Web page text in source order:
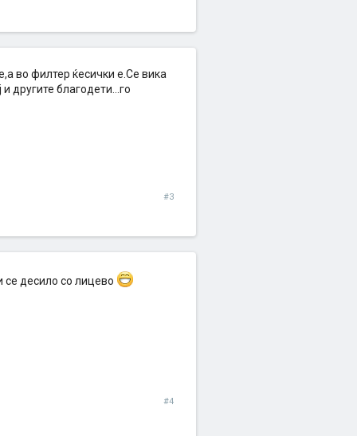
во филтер ќесички е.Се вика
другите благодети...го
#3
десило со лицево
#4